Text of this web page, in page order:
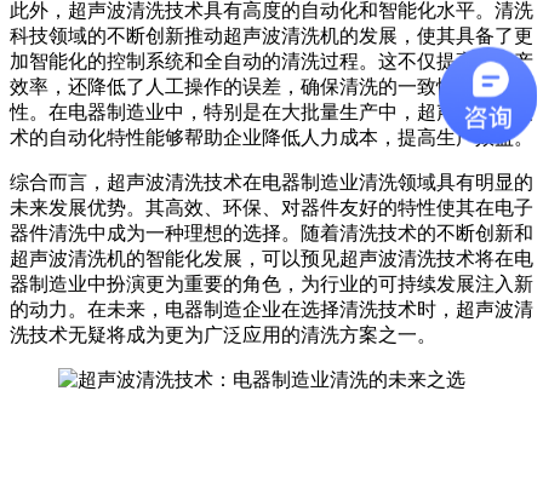
此外，超声波清洗技术具有高度的自动化和智能化水平。清洗
科技领域的不断创新推动超声波清洗机的发展，使其具备了更
加智能化的控制系统和全自动的清洗过程。这不仅提高了生产
效率，还降低了人工操作的误差，确保清洗的一致性和可追溯
性。在电器制造业中，特别是在大批量生产中，超声波清洗技
术的自动化特性能够帮助企业降低人力成本，提高生产效益。
综合而言，超声波清洗技术在电器制造业清洗领域具有明显的
未来发展优势。其高效、环保、对器件友好的特性使其在电子
器件清洗中成为一种理想的选择。随着清洗技术的不断创新和
超声波清洗机的智能化发展，可以预见超声波清洗技术将在电
器制造业中扮演更为重要的角色，为行业的可持续发展注入新
的动力。在未来，电器制造企业在选择清洗技术时，超声波清
洗技术无疑将成为更为广泛应用的清洗方案之一。